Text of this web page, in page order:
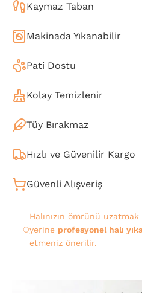
Kaymaz Taban
Makinada Yıkanabilir
Pati Dostu
Kolay Temizlenir
Tüy Bırakmaz
Hızlı ve Güvenilir Kargo
Güvenli Alışveriş
Halınızın ömrünü
yerine profesyonel halı
etmeniz önerilir.